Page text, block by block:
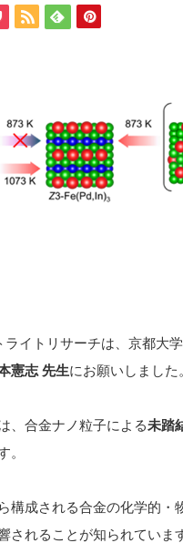
ライトリサーチは、京都大
憲志 先生にお願いしました
、合金ナノ粒子による未踏
。
構成される合金の化学的・
されることが知られていま